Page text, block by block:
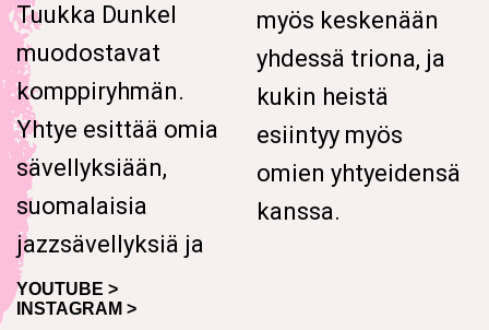
Tuukka Dunkel
muodostavat
komppiryhmän.
Yhtye esittää omia
sävellyksiään,
suomalaisia
jazzsävellyksiä ja
myös keskenään
yhdessä triona, ja
kukin heistä
esiintyy myös
omien yhtyeidensä
kanssa.
YOUTUBE >
INSTAGRAM >